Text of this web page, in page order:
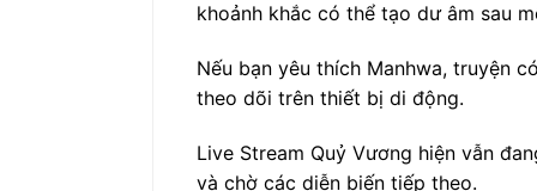
khoảnh khắc có thể tạo dư âm sau
Nếu bạn yêu thích Manhwa, truyện
theo dõi trên thiết bị di động.
Live Stream Quỷ Vương hiện vẫn
và chờ các diễn biến tiếp theo.